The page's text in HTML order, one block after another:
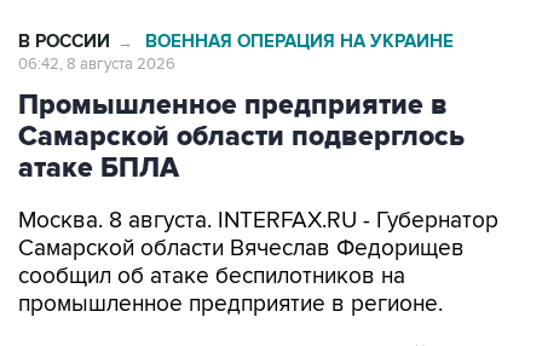
Промышленное предприятие в
Самарской области подверглось
атаке БПЛА
Москва. 8 августа. INTERFAX.RU - Губернатор
сообщил об атаке беспилотников на
промышленное предприятие в регионе.
"Одно из промышленных предприятий